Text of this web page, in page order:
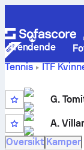
Trendende
Tennis
ITF
2017 Brazil
Giovanna Tomita
innbyrdes
Q
G.
8
A.
Oversikt Kamper